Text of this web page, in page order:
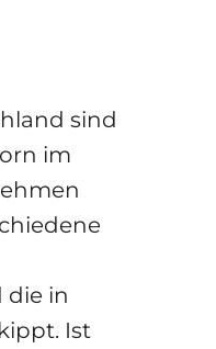
sind
im
die in
Ist